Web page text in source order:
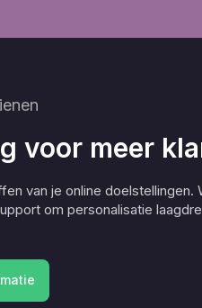
voor meer
van je online doelstellingen.
om personalisatie